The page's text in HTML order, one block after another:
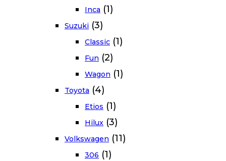
Inca (1)
Suzuki (3)
Classic (1)
Fun (2)
Wagon (1)
Toyota (4)
Etios (1)
Hilux (3)
Volkswagen (11)
306 (1)